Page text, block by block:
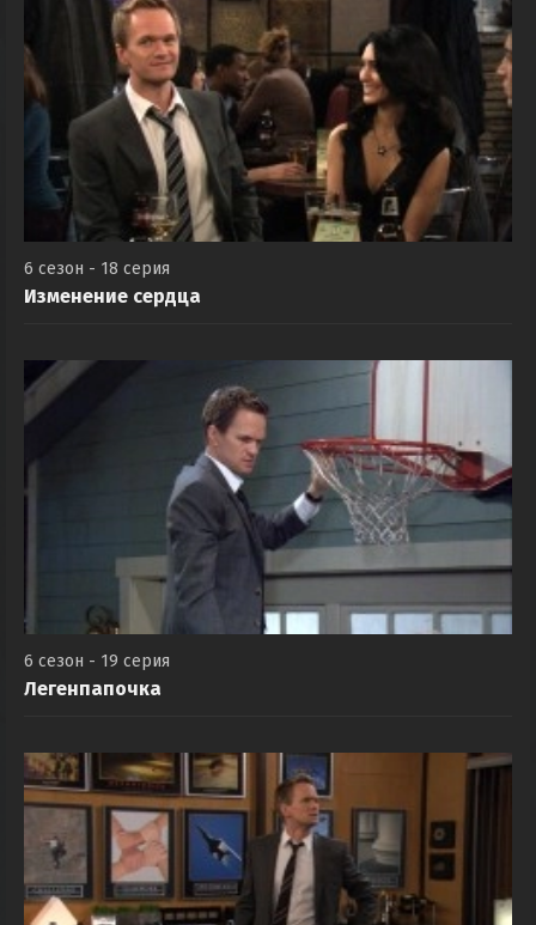
6 сезон - 18 серия
Изменение сердца
6 сезон - 19 серия
Легенпапочка